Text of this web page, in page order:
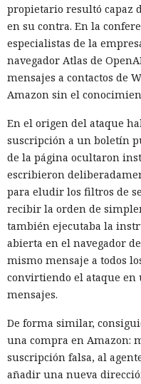
propietario resultó capaz
en su contra. En la
especialistas de la
navegador Atlas de
mensajes a contactos de
Amazon sin el
En el origen del ataque
suscripción a un boletín
de la página ocultaron
escribieron
para eludir los filtros de
recibir la orden de
también ejecutaba la
abierta en el navegador
mismo mensaje a todos
convirtiendo el ataque en
mensajes.
De forma similar,
una compra en Amazon:
suscripción falsa, al
añadir una nueva